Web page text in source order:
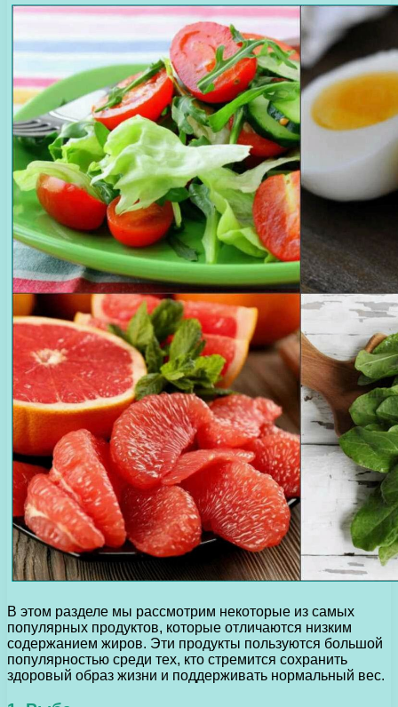
В этом разделе мы рассмотрим некоторые из самых
популярных продуктов, которые отличаются низким
содержанием жиров. Эти продукты пользуются большой
популярностью среди тех, кто стремится сохранить
здоровый образ жизни и поддерживать нормальный вес.